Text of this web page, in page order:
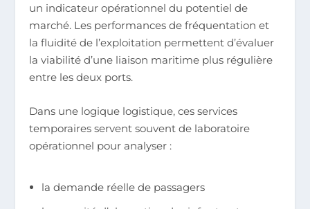
un indicateur opérationnel du potentiel de
marché. Les performances de fréquentation et
la fluidité de l’exploitation permettent d’évaluer
la viabilité d’une liaison maritime plus régulière
entre les deux ports.
Dans une logique logistique, ces services
temporaires servent souvent de laboratoire
opérationnel pour analyser :
la demande réelle de passagers